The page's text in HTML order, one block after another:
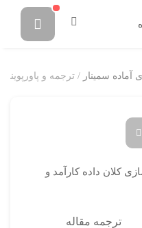
آماده سمینار / ترجمه و
کلان داده کارآمد و
ترجمه مقاله